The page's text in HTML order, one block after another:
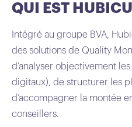
QUI EST
Intégré au groupe BVA,
des solutions de Quality
d’analyser objectivement
digitaux), de structurer les
d’accompagner la montée
conseillers.